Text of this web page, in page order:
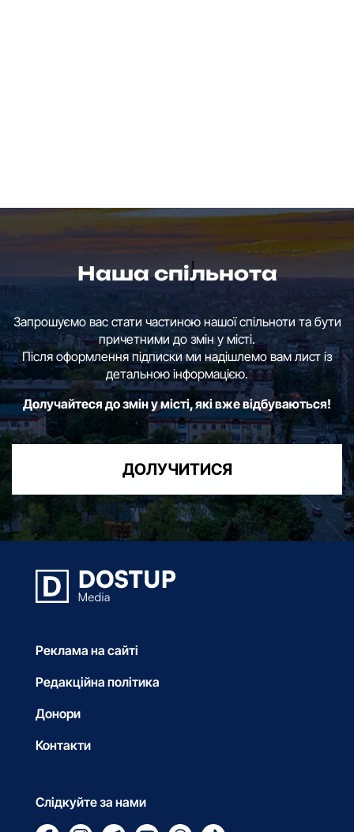
Наша спільнота
Запрошуємо вас стати частиною нашої спільноти та бути
причетними до змін у місті.
Після оформлення підписки ми надішлемо вам лист із
детальною інформацією.
Долучайтеся до змін у місті, які вже відбуваються!
ДОЛУЧИТИСЯ
Реклама на сайті
Редакційна політика
Донори
Контакти
Слідкуйте за нами